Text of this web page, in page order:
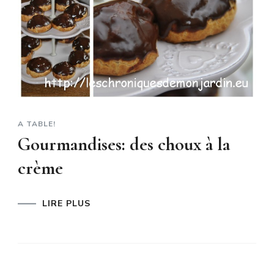
A TABLE!
Gourmandises: des choux à la
crème
LIRE PLUS